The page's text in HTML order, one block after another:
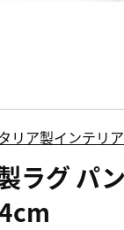
イタリア製イン
ラグ パ